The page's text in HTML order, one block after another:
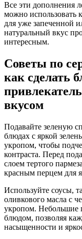
Все эти дополнения
можно использовать
для уже запеченной
натуральный вкус
интересным.
Советы по
как сделать
вкусом
Подавайте зеленую
блюдах с яркой
укропом, чтобы
контраста. Перед
слоем тертого
красным перцем для
Используйте соусы,
оливкового масла с
укропом. Небольшие
блюдом, позволяя
насыщенности и